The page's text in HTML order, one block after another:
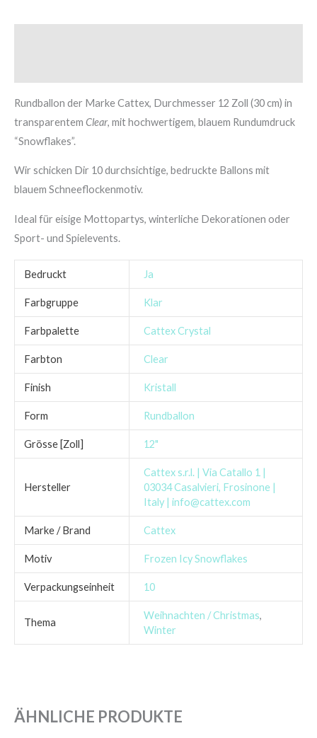
Rundballon der Marke Cattex, Durchmesser 12 Zoll (30 cm) in
transparentem Clear, mit hochwertigem, blauem Rundumdruck
“Snowflakes”.
Wir schicken Dir 10 durchsichtige, bedruckte Ballons mit
blauem Schneeflockenmotiv.
Ideal für eisige Mottopartys, winterliche Dekorationen oder
Sport- und Spielevents.
Bedruckt Ja
Farbgruppe Klar
Farbpalette Cattex Crystal
Farbton Clear
Finish Kristall
Form Rundballon
Grösse [Zoll] 12"
Hersteller
Cattex s.r.l. | Via Catallo 1 |
03034 Casalvieri, Frosinone |
Italy | info@cattex.com
Marke / Brand Cattex
Motiv Frozen Icy Snowflakes
Verpackungseinheit 10
Thema
Weihnachten / Christmas,
Winter
ÄHNLICHE PRODUKTE